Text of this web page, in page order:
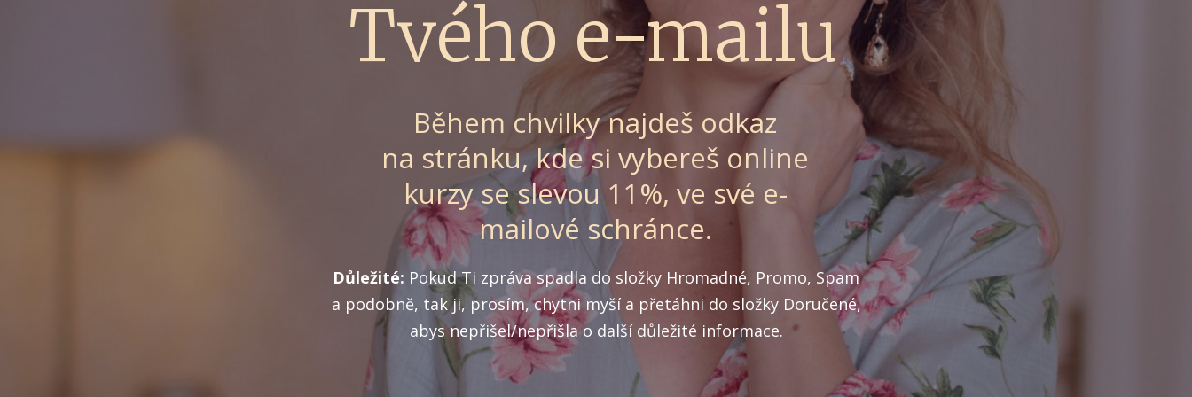
Tvého e-mailu
Během chvilky najdeš odkaz
na stránku, kde si vybereš online
kurzy se slevou 11%, ve své e-
mailové schránce.
Důležité: Pokud Ti zpráva spadla do složky Hromadné, Promo, Spam
a podobně, tak ji, prosím, chytni myší a přetáhni do složky Doručené,
abys nepřišel/nepřišla o další důležité informace.